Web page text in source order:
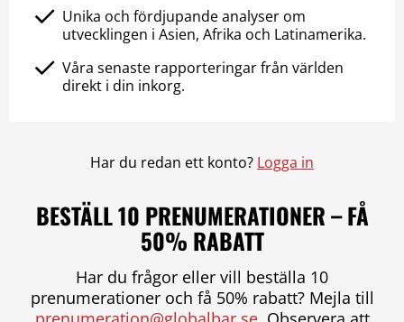
Unika och fördjupande analyser om
utvecklingen i Asien, Afrika och Latinamerika.
Våra senaste rapporteringar från världen
direkt i din inkorg.
Har du redan ett konto? Logga in
BESTÄLL 10 PRENUMERATIONER – FÅ
50% RABATT
Har du frågor eller vill beställa 10
prenumerationer och få 50% rabatt? Mejla till